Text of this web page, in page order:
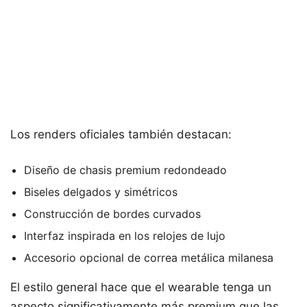
Los renders oficiales también destacan:
Diseño de chasis premium redondeado
Biseles delgados y simétricos
Construcción de bordes curvados
Interfaz inspirada en los relojes de lujo
Accesorio opcional de correa metálica milanesa
El estilo general hace que el wearable tenga un